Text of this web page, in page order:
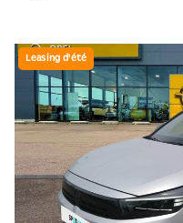
Leasing d'été